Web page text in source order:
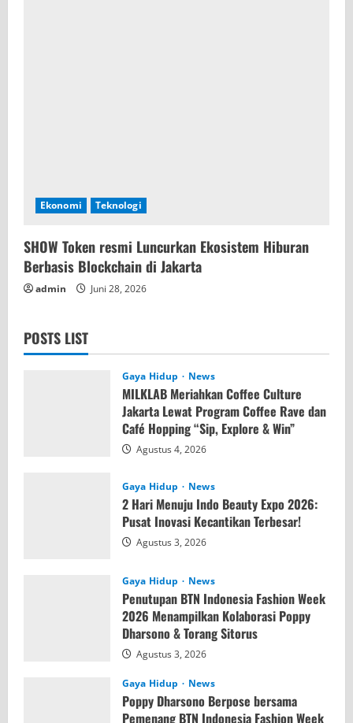
Ekonomi Teknologi
SHOW Token resmi Luncurkan Ekosistem Hiburan
Berbasis Blockchain di Jakarta
admin Juni 28, 2026
POSTS LIST
Gaya Hidup News
MILKLAB Meriahkan Coffee Culture
Jakarta Lewat Program Coffee Rave dan
Café Hopping “Sip, Explore & Win”
Agustus 4, 2026
Gaya Hidup News
2 Hari Menuju Indo Beauty Expo 2026:
Pusat Inovasi Kecantikan Terbesar!
Agustus 3, 2026
Gaya Hidup News
Penutupan BTN Indonesia Fashion Week
2026 Menampilkan Kolaborasi Poppy
Dharsono & Torang Sitorus
Agustus 3, 2026
Gaya Hidup News
Poppy Dharsono Berpose bersama
Pemenang BTN Indonesia Fashion Week